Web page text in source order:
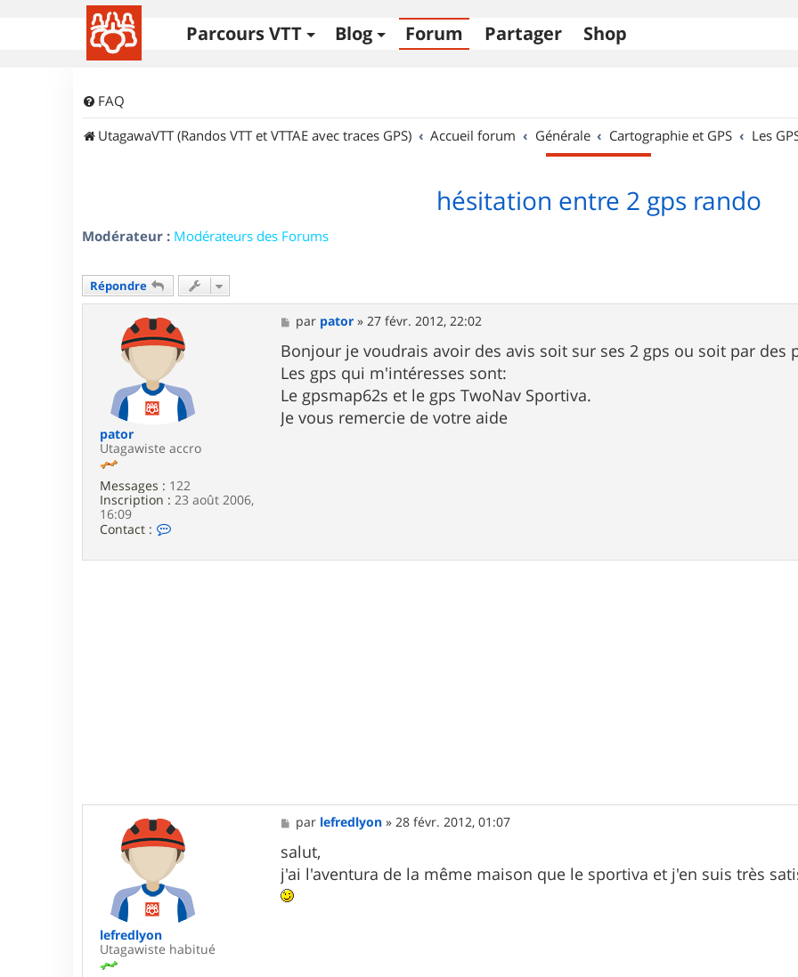
Parcours VTT Blog Forum Partager Shop
FAQ
UtagawaVTT (Randos VTT et VTTAE avec traces GPS)
Accueil forum Générale Cartographie et GPS Les
hésitation entre 2 gps rando
Modérateur : Modérateurs des Forums
Répondre
pator
Utagawiste accro
Messages : 122
Inscription : 23 août 2006,
16:09
Contact :
M
e
s
s
a
g
e
par pator »27 févr. 2012, 22:02
Bonjour je voudrais avoir des avis soit sur ses 2 gps ou soit par des
Les gps qui m'intéresses sont:
Le gpsmap62s et le gps TwoNav Sportiva.
Je vous remercie de votre aide
lefredlyon
Utagawiste habitué
M
e
s
s
a
g
e
par lefredlyon »28 févr. 2012, 01:07
salut,
j'ai l'aventura de la même maison que le sportiva et j'en suis très